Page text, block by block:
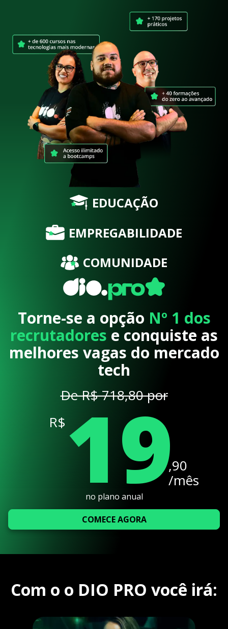
EDUCAÇÃO
EMPREGABILIDADE
COMUNIDADE
Torne-se a opção Nº 1 dos
recrutadores e conquiste as
melhores vagas do mercado
tech
De R$ 718,80 por
R$ 19,90
/mês
no plano anual
COMECE AGORA
Com o o DIO PRO você irá: